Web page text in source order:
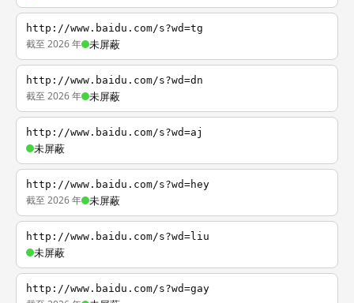
http://www.baidu.com/s?wd=tg
截至 2026 年 未屏蔽
http://www.baidu.com/s?wd=dn
截至 2026 年 未屏蔽
http://www.baidu.com/s?wd=aj
未屏蔽
http://www.baidu.com/s?wd=hey
截至 2026 年 未屏蔽
http://www.baidu.com/s?wd=liu
未屏蔽
http://www.baidu.com/s?wd=gay